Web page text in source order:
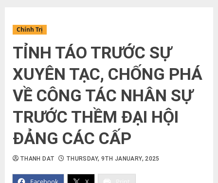
Chính Trị
TỈNH TÁO TRƯỚC SỰ
XUYÊN TẠC, CHỐNG PHÁ
VỀ CÔNG TÁC NHÂN SỰ
TRƯỚC THỀM ĐẠI HỘI
ĐẢNG CÁC CẤP
THANH DAT THURSDAY, 9TH JANUARY, 2025